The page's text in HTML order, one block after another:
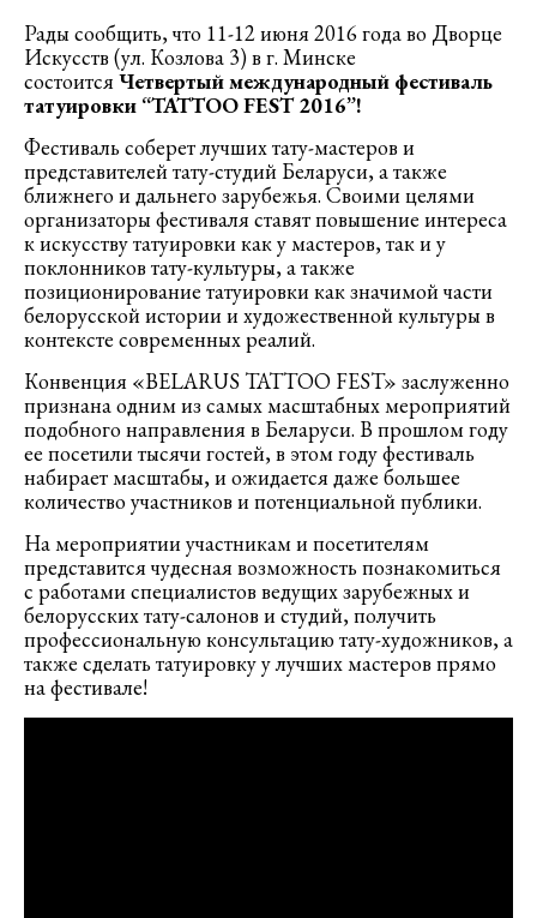
Рады сообщить, что 11-12 июня 2016 года во Дворце
Искусств (ул. Козлова 3) в г. Минске
состоитсяЧетвертый международный фестиваль
татуировки “TATTOO FEST 2016”!
Фестиваль соберет лучших тату-мастеров и
представителей тату-студий Беларуси, а также
ближнего и дальнего зарубежья. Своими целями
организаторы фестиваля ставят повышение интереса
к искусству татуировки как у мастеров, так и у
поклонников тату-культуры, а также
позиционирование татуировки как значимой части
белорусской истории и художественной культуры в
контексте современных реалий.
Конвенция «BELARUS TATTOO FEST» заслуженно
признана одним из самых масштабных мероприятий
подобного направления в Беларуси. В прошлом году
ее посетили тысячи гостей, в этом году фестиваль
набирает масштабы, и ожидается даже большее
количество участников и потенциальной публики.
На мероприятии участникам и посетителям
представится чудесная возможность познакомиться
с работами специалистов ведущих зарубежных и
белорусских тату-салонов и студий, получить
профессиональную консультацию тату-художников, а
также сделать татуировку у лучших мастеров прямо
на фестивале!